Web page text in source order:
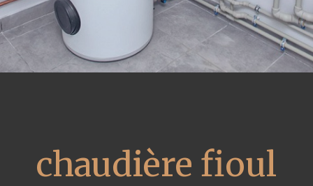
chaudière fioul